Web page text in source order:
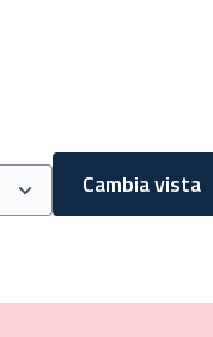
Cambia vista